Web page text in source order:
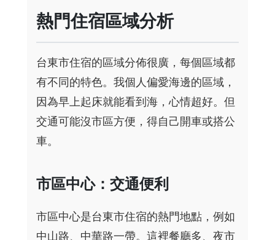
熱門住宿區域分析
台東市住宿的區域分佈很廣，每個區域都
有不同的特色。我個人偏愛海邊的區域，
因為早上起床就能看到海，心情超好。但
交通可能沒市區方便，得自己開車或搭公
車。
市區中心：交通便利
市區中心是台東市住宿的熱門地點，例如
中山路、中華路一帶。這裡餐廳多、夜市